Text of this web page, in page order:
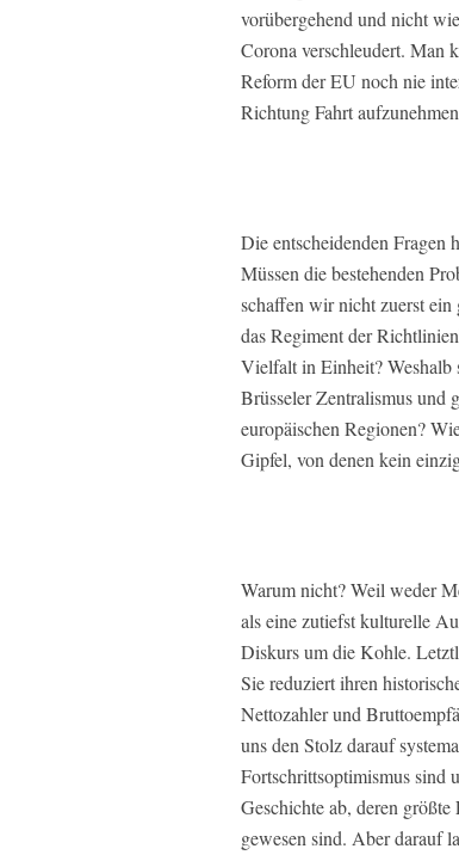
vorübergehend und nicht
Corona verschleudert. Man
Reform der EU noch nie
Richtung Fahrt
Die entscheidenden
Müssen die bestehenden
schaffen wir nicht zuerst ein
das Regiment der
Vielfalt in Einheit? Weshalb
Brüsseler Zentralismus und
europäischen Regionen?
Gipfel, von denen kein
Warum nicht? Weil weder
als eine zutiefst kulturelle
Diskurs um die Kohle.
Sie reduziert ihren
Nettozahler und
uns den Stolz darauf
Fortschrittsoptimismus sind
Geschichte ab, deren
gewesen sind. Aber darauf